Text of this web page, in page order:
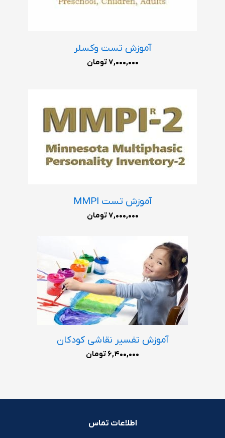
آموزش تست وکسلر
7,000,000تومان
آموزش تست MMPI
7,000,000تومان
آموزش تفسیر نقاشی کودکان
۶,۴۰۰,۰۰۰ تومان
اطلاعات تماس